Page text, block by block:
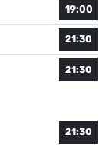
19:00
21:30
21:30
21:30